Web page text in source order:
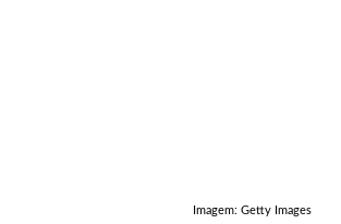
Imagem: Getty Images